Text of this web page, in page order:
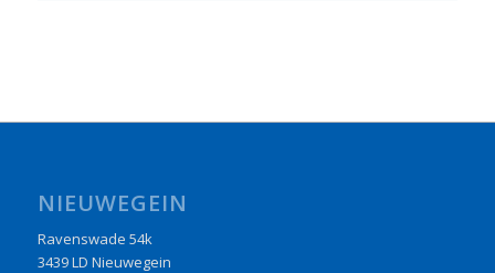
NIEUWEGEIN
Ravenswade 54k
3439 LD Nieuwegein